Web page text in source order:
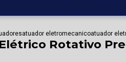
atuador eletromecanicoatuador
Rotativo